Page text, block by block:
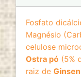
Fosfato
Magnésio
celulose
Ostra pó (5%
raiz de